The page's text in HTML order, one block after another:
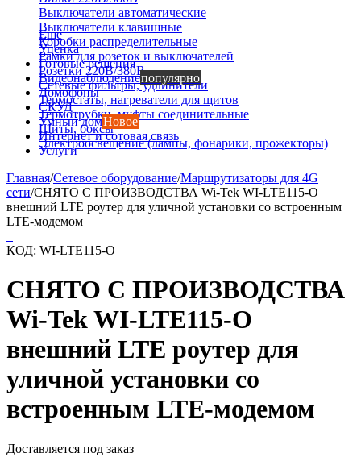
Выключатели автоматические
Выключатели клавишные
Коробки распределительные
Рамки для розеток и выключателей
Розетки 220В/380В
Сетевые фильтры, удлинители
Термостаты, нагреватели для щитов
Термотрубки, муфты соединительные
Щиты, боксы
Электроосвещение (лампы, фонарики, прожекторы)
Еще
Уценка
Готовые решения
Видеонаблюдениепопулярно
Домофоны
СКУД
Умный домНовое
Интернет и сотовая связь
Услуги
Главная/Сетевое оборудование/Маршрутизаторы для 4G
сети/СНЯТО С ПРОИЗВОДСТВА Wi-Tek WI-LTE115-O
внешний LTE роутер для уличной установки со встроенным
LTE-модемом
КОД: WI-LTE115-O
СНЯТО С ПРОИЗВОДСТВА
Wi-Tek WI-LTE115-O
внешний LTE роутер для
уличной установки со
встроенным LTE-модемом
Доставляется под заказ